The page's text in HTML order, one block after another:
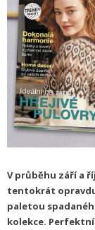
V průběhu září a
tentokrát
paletou
kolekce.